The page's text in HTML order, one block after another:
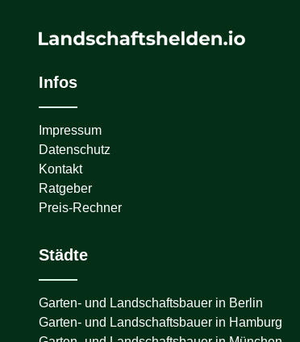
Infos
Impressum
Datenschutz
Kontakt
Ratgeber
Preis-Rechner
Städte
Garten- und Landschaftsbauer in Berlin
Garten- und Landschaftsbauer in Hamburg